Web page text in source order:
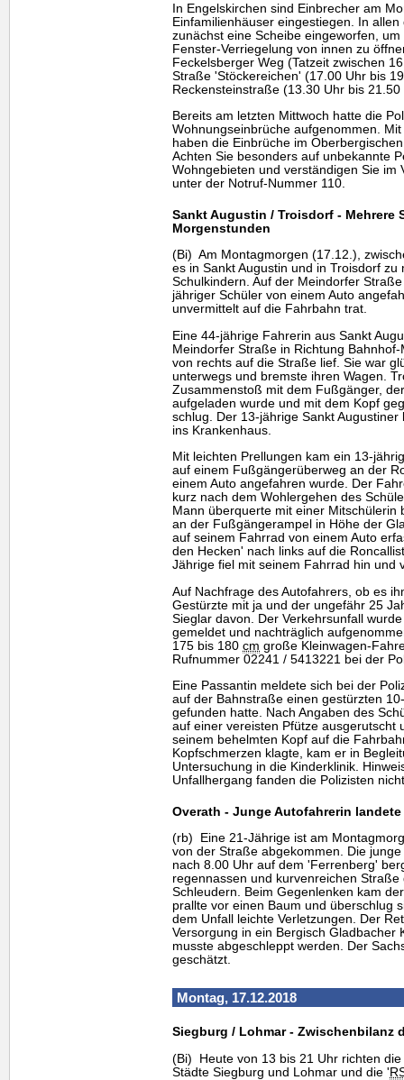
In Engelskirchen sind Einbrecher am
Einfamilienhäuser eingestiegen. In
zunächst eine Scheibe eingeworfen,
Fenster-Verriegelung von innen zu
Feckelsberger Weg (Tatzeit zwischen
Straße 'Stöckereichen' (17.00 Uhr bis
Reckensteinstraße (13.30 Uhr bis 21.50
Bereits am letzten Mittwoch hatte die
Wohnungseinbrüche aufgenommen.
haben die Einbrüche im
Achten Sie besonders auf unbekannte
Wohngebieten und verständigen Sie im
unter der Notruf-Nummer 110.
Sankt Augustin / Troisdorf - Mehrere
Morgenstunden
(Bi) Am Montagmorgen (17.12.),
es in Sankt Augustin und in Troisdorf
Schulkindern. Auf der Meindorfer
jähriger Schüler von einem Auto
unvermittelt auf die Fahrbahn trat.
Eine 44-jährige Fahrerin aus Sankt
Meindorfer Straße in Richtung
von rechts auf die Straße lief. Sie war
unterwegs und bremste ihren Wagen.
Zusammenstoß mit dem Fußgänger,
aufgeladen wurde und mit dem Kopf
schlug. Der 13-jährige Sankt
ins Krankenhaus.
Mit leichten Prellungen kam ein 13-
auf einem Fußgängerüberweg an der
einem Auto angefahren wurde. Der
kurz nach dem Wohlergehen des
Mann überquerte mit einer Mitschülerin
an der Fußgängerampel in Höhe der
auf seinem Fahrrad von einem Auto
den Hecken' nach links auf die
Jährige fiel mit seinem Fahrrad hin und
Auf Nachfrage des Autofahrers, ob es
Gestürzte mit ja und der ungefähr 25
Sieglar davon. Der Verkehrsunfall
gemeldet und nachträglich
175 bis 180 cm große Kleinwagen-
Rufnummer 02241 / 5413221 bei der
Eine Passantin meldete sich bei der
auf der Bahnstraße einen gestürzten
gefunden hatte. Nach Angaben des
auf einer vereisten Pfütze ausgerutscht
seinem behelmten Kopf auf die
Kopfschmerzen klagte, kam er in
Untersuchung in die Kinderklinik.
Unfallhergang fanden die Polizisten
Overath - Junge Autofahrerin landete
(rb) Eine 21-Jährige ist am
von der Straße abgekommen. Die
nach 8.00 Uhr auf dem 'Ferrenberg'
regennassen und kurvenreichen
Schleudern. Beim Gegenlenken kam
prallte vor einen Baum und überschlug
dem Unfall leichte Verletzungen. Der
Versorgung in ein Bergisch Gladbacher
musste abgeschleppt werden. Der
geschätzt.
Montag, 17.12.2018
Siegburg / Lohmar - Zwischenbilanz
(Bi) Heute von 13 bis 21 Uhr richten
Städte Siegburg und Lohmar und die '